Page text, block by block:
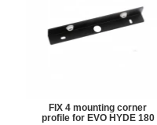
FIX 4 mounting corner
profile for EVO HYDE 180